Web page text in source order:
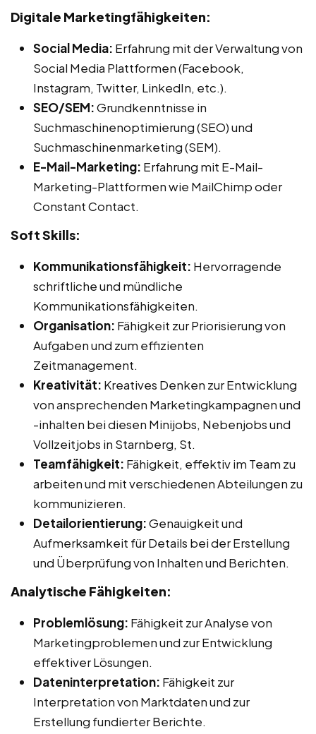
Digitale Marketingfähigkeiten:
Social Media: Erfahrung mit der Verwaltung von
Social Media Plattformen (Facebook,
Instagram, Twitter, LinkedIn, etc.).
SEO/SEM:Grundkenntnisse in
Suchmaschinenoptimierung (SEO) und
Suchmaschinenmarketing (SEM).
E-Mail-Marketing: Erfahrung mit E-Mail-
Marketing-Plattformen wie MailChimp oder
Constant Contact.
Soft Skills:
Kommunikationsfähigkeit: Hervorragende
schriftliche und mündliche
Kommunikationsfähigkeiten.
Organisation: Fähigkeit zur Priorisierung von
Aufgaben und zum effizienten
Zeitmanagement.
Kreativität: Kreatives Denken zur Entwicklung
von ansprechenden Marketingkampagnen und
-inhalten bei diesen Minijobs, Nebenjobs und
Vollzeitjobs in Starnberg, St.
Teamfähigkeit: Fähigkeit, effektiv im Team zu
arbeiten und mit verschiedenen Abteilungen zu
kommunizieren.
Detailorientierung:Genauigkeit und
Aufmerksamkeit für Details bei der Erstellung
und Überprüfung von Inhalten und Berichten.
Analytische Fähigkeiten:
Problemlösung: Fähigkeit zur Analyse von
Marketingproblemen und zur Entwicklung
effektiver Lösungen.
Dateninterpretation: Fähigkeit zur
Interpretation von Marktdaten und zur
Erstellung fundierter Berichte.